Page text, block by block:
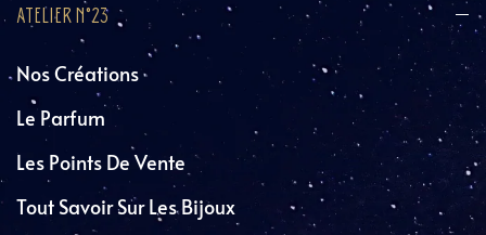
ATELIER N°23
Nos Créations
Le Parfum
Les Points De Vente
Tout Savoir Sur Les Bijoux